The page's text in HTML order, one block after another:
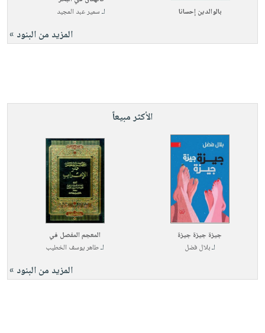
بالوالدين إحسانا
لـسمير عبد المجيد
المزيد من البنود »
الأكثر مبيعاً
جيزة جيزة جيزة
لـبلال فضل
المعجم المفصل في
لـطاهر يوسف الخطيب
المزيد من البنود »